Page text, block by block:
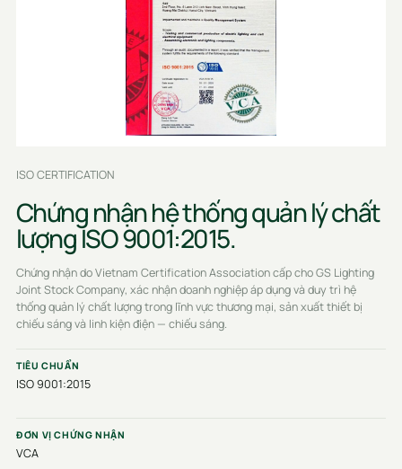
ISO CERTIFICATION
Chứng nhận hệ thống quản lý chất
lượng ISO 9001:2015.
Chứng nhận do Vietnam Certification Association cấp cho GS Lighting
Joint Stock Company, xác nhận doanh nghiệp áp dụng và duy trì hệ
thống quản lý chất lượng trong lĩnh vực thương mại, sản xuất thiết bị
chiếu sáng và linh kiện điện — chiếu sáng.
TIÊU CHUẨN
ISO 9001:2015
ĐƠN VỊ CHỨNG NHẬN
VCA